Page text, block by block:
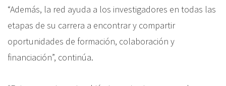
“Además, la red ayuda a los investigadores en todas las
etapas de su carrera a encontrar y compartir
oportunidades de formación, colaboración y
financiación”, continúa.